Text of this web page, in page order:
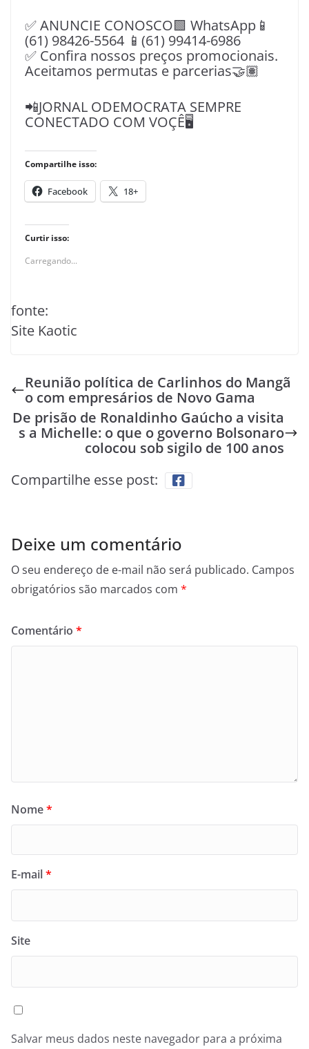
✅ ANUNCIE CONOSCO🟩 WhatsApp📱
(61) 98426-5564 📱(61) 99414-6986
✅ Confira nossos preços promocionais.
Aceitamos permutas e parcerias🤝🏽
📲JORNAL ODEMOCRATA SEMPRE
CONECTADO COM VOÇÊ🖥️
Compartilhe isso:
Facebook 18+
Curtir isso:
Carregando...
fonte:
Site Kaotic
Reunião política de Carlinhos do Mangã
o com empresários de Novo Gama
De prisão de Ronaldinho Gaúcho a visita
s a Michelle: o que o governo Bolsonaro
colocou sob sigilo de 100 anos
Compartilhe esse post:
Deixe um comentário
O seu endereço de e-mail não será publicado. Campos
obrigatórios são marcados com *
Comentário *
Nome*
E-mail*
Site
Salvar meus dados neste navegador para a próxima